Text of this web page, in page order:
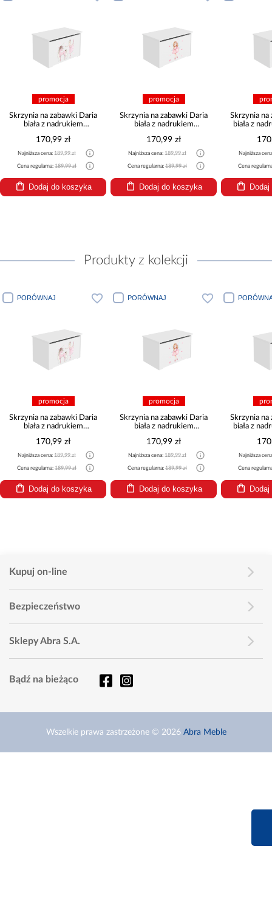
promocja
Skrzynia na zabawki Daria
biała z nadrukiem
170,99 zł
Najniższa cena: 189,99 zł
Cena regularna: 189,99 zł
Dodaj do koszyka
promocja
Skrzynia na zabawki Daria
biała z nadrukiem
skrzydełkami
170,99 zł
Najniższa cena: 189,99 zł
Cena regularna: 189,99 zł
Dodaj do koszyka
Skrzynia na
biała z
Najniższa
Cena
Produkty z kolekcji
PORÓWNAJ
promocja
Skrzynia na zabawki Daria
biała z nadrukiem
170,99 zł
Najniższa cena: 189,99 zł
Cena regularna: 189,99 zł
Dodaj do koszyka
PORÓWNAJ
promocja
Skrzynia na zabawki Daria
biała z nadrukiem
skrzydełkami
170,99 zł
Najniższa cena: 189,99 zł
Cena regularna: 189,99 zł
Dodaj do koszyka
Skrzynia na
biała z
Najniższa
Cena
Kupuj on-line
Bezpieczeństwo
Sklepy Abra S.A.
Bądź na bieżąco
Wszelkie prawa zastrzeżone © 2026 Abra Meble